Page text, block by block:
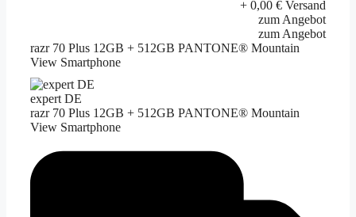
+ 0,00 € Versand
zum Angebot
zum Angebot
razr 70 Plus 12GB + 512GB PANTONE® Mountain
View Smartphone
expert DE
razr 70 Plus 12GB + 512GB PANTONE® Mountain
View Smartphone